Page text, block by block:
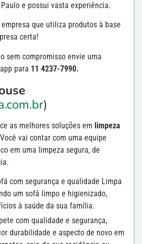
e possui vasta experiência.
que utiliza produtos à base
certa!
sem compromisso envie uma
para 11 4237-7990.
)
as melhores soluções em limpeza
vai contar com uma equipe
em uma limpeza segura, de
com segurança e qualidade Limpa
um sofá limpo e higienizado,
à saúde da sua família.
com qualidade e segurança,
durabilidade e aspecto de novo em